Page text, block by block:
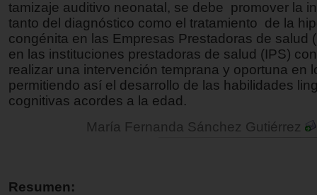
tamizaje auditivo neonatal, se debe promover la
tanto del diagnóstico como el tratamiento de la
congénita en las Empresas Prestadoras de salud
en las instituciones prestadoras de salud (IPS)
realizar una intervención temprana y oportuna en
permitiendo así el desarrollo de las habilidades
cognitivas acordes a la edad.
María Fernanda Sánchez Gutiérrez
Resumen: